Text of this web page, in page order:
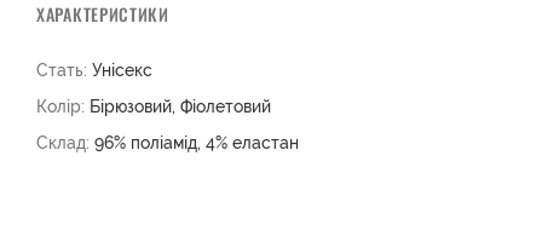
ХАРАКТЕРИСТИКИ
Стать: Унісекс
Колір: Бірюзовий, Фіолетовий
Склад: 96% поліамід, 4% еластан